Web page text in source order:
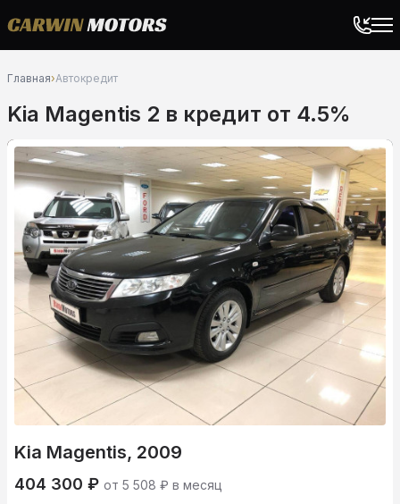
Главная›Автокредит
Kia Magentis 2 в кредит от 4.5%
Kia Magentis, 2009
404 300 ₽ от 5 508 ₽ в месяц